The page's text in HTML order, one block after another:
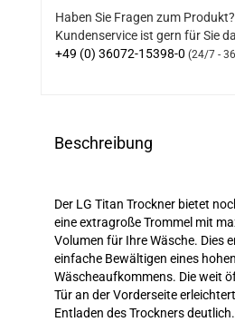
Haben Sie Fragen zum
Kundenservice ist gern für Sie
+49 (0) 36072-15398-0 (24/7 -
Beschreibung
Der LG Titan Trockner bietet
eine extragroße Trommel mit
Volumen für Ihre Wäsche. Dies
einfache Bewältigen eines hohen
Wäscheaufkommens. Die weit
Tür an der Vorderseite
Entladen des Trockners